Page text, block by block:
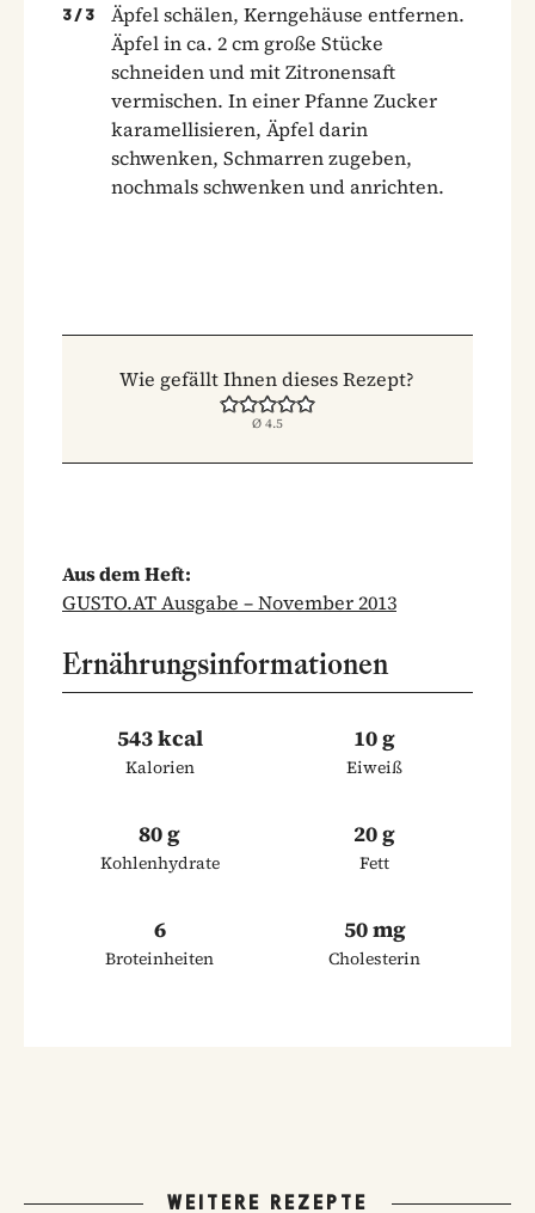
3/ 3
Äpfel schälen, Kerngehäuse entfernen.
Äpfel in ca. 2 cm große Stücke
schneiden und mit Zitronensaft
vermischen. In einer Pfanne Zucker
karamellisieren, Äpfel darin
schwenken, Schmarren zugeben,
nochmals schwenken und anrichten.
Wie gefällt Ihnen dieses Rezept?
Ø 4.5
Aus dem Heft:
GUSTO.AT Ausgabe – November 2013
Ernährungsinformationen
543 kcal
Kalorien
10 g
Eiweiß
80 g
Kohlenhydrate
20 g
Fett
6
Broteinheiten
50 mg
Cholesterin
WEITERE REZEPTE